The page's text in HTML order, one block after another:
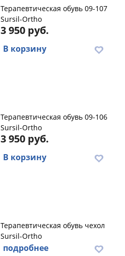
Терапевтическая обувь 09-107
Sursil-Ortho
3 950 руб.
В корзину
Терапевтическая обувь 09-106
Sursil-Ortho
3 950 руб.
В корзину
Терапевтическая обувь чехол
Sursil-Ortho
подробнее